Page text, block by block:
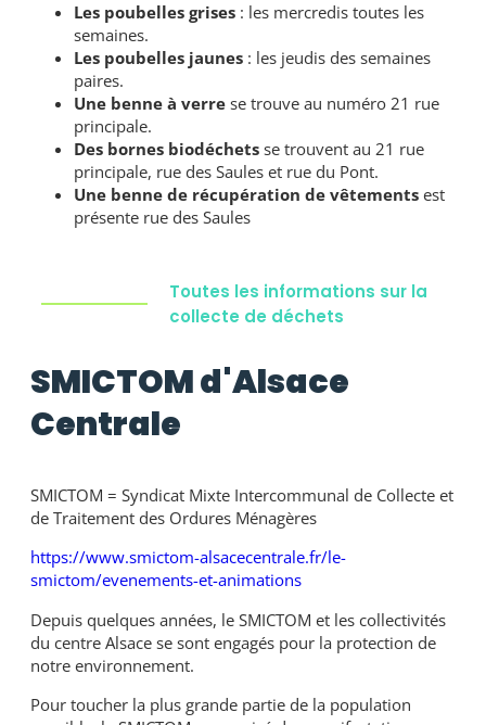
Les poubelles grises : les mercredis toutes les
semaines.
Les poubelles jaunes : les jeudis des semaines
paires.
Une benne à verrese trouve au numéro 21 rue
principale.
Des bornes biodéchetsse trouvent au 21 rue
principale, rue des Saules et rue du Pont.
Une benne de récupération de vêtementsest
présente rue des Saules
Toutes les informations sur la
collecte de déchets
SMICTOM d'Alsace
Centrale
SMICTOM = Syndicat Mixte Intercommunal de Collecte et
de Traitement des Ordures Ménagères
https://www.smictom-alsacecentrale.fr/le-
smictom/evenements-et-animations
Depuis quelques années, le SMICTOM et les collectivités
du centre Alsace se sont engagés pour la protection de
notre environnement.
Pour toucher la plus grande partie de la population